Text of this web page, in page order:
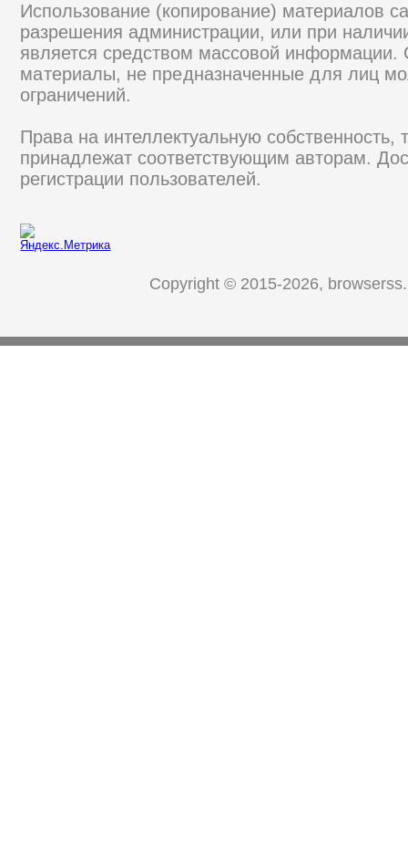
Использование (копирование) материалов
разрешения администрации, или при
является средством массовой информации.
материалы, не предназначенные для лиц
ограничений.
Права на интеллектуальную собственность,
принадлежат соответствующим авторам.
регистрации пользователей.
Copyright © 2015-2026,